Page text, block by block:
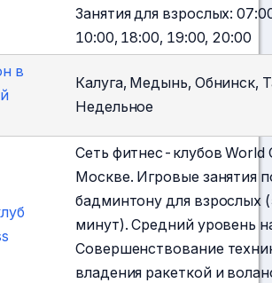
Занятия для взрослых:
10:00, 18:00, 19:00, 20:00
в
Калуга, Медынь, Обнинск,
Недельное
Сеть фитнес-клубов World
Москве. Игровые занятия
бадминтону для взрослых
минут). Средний уровень
Совершенствование
владения ракеткой и